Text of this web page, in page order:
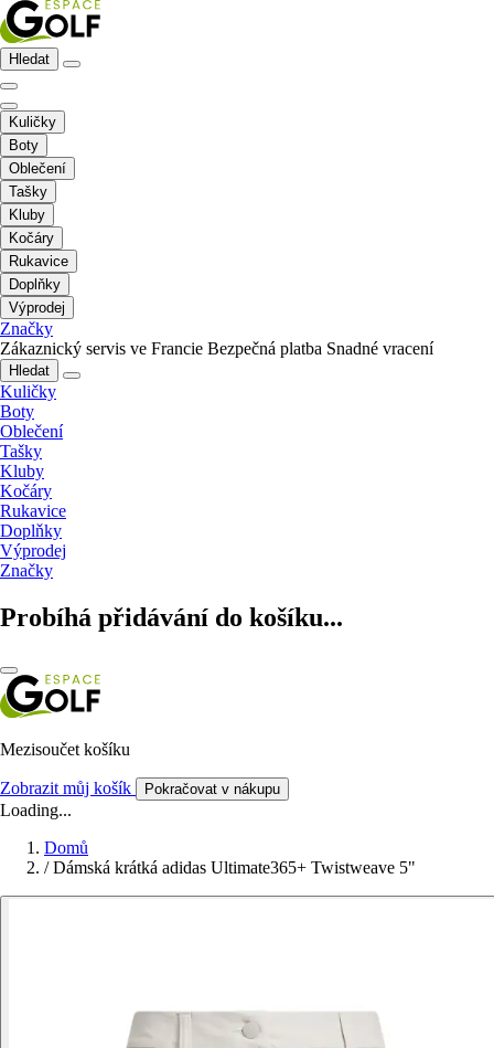
Hledat
Kuličky
Boty
Oblečení
Tašky
Kluby
Kočáry
Rukavice
Doplňky
Výprodej
Značky
Zákaznický servis ve Francie Bezpečná platba Snadné vracení
Hledat
Kuličky
Boty
Oblečení
Tašky
Kluby
Kočáry
Rukavice
Doplňky
Výprodej
Značky
Probíhá přidávání do košíku...
Mezisoučet košíku
Zobrazit můj košík Pokračovat v nákupu
Loading...
Domů
/ Dámská krátká adidas Ultimate365+ Twistweave 5"